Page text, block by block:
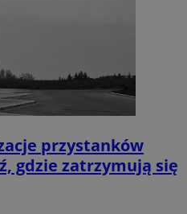
przystanków
gdzie zatrzymują się